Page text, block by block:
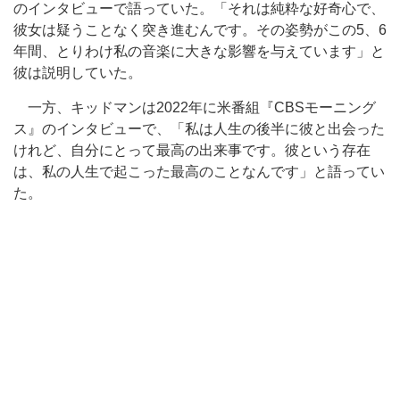
のインタビューで語っていた。「それは純粋な好奇心で、
彼女は疑うことなく突き進むんです。その姿勢がこの5、6
年間、とりわけ私の音楽に大きな影響を与えています」と
彼は説明していた。
一方、キッドマンは2022年に米番組『CBSモーニング
ス』のインタビューで、「私は人生の後半に彼と出会った
けれど、自分にとって最高の出来事です。彼という存在
は、私の人生で起こった最高のことなんです」と語ってい
た。